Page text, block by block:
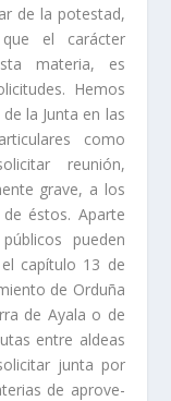
de la potestad,
el carácter
materia, es
Hemos
la Junta en las
como
reunión,
grave, a los
éstos. Aparte
pueden
capí­tulo 13 de
de Orduña
de Ayala o de
entre aldeas
junta por
de aprove­